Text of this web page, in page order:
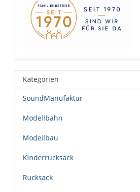
Kategorien
SoundManufaktur
Modellbahn
Modellbau
Kinderrucksack
Rucksack